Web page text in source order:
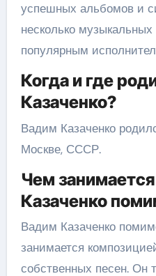
успешных альбомов и
несколько
популярным
Когда и где
Казаченко?
Вадим Казаченко
Москве, СССР.
Чем
Казаченко
Вадим Казаченко
занимается
собственных песен. Он